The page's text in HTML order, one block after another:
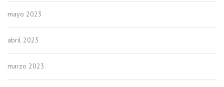
mayo 2023
abril 2023
marzo 2023